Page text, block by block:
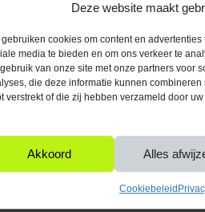
Deze website maakt
gebruiken cookies om content en
media te bieden en om ons verkeer te
van onze site met onze partners voor
die deze informatie kunnen
verstrekt of die zij hebben verzameld door
Akkoord Alles
Cookiebeleid
–
naar RJ45
winkelwagen
NETWERKKABELS
Ewent CAT5e
U/UTP – RJ45
€5,95 Incl. btw
Toevoegen